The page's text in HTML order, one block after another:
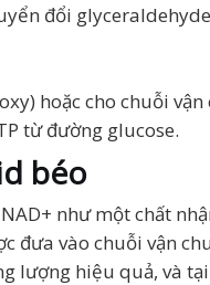
đổi
hoặc cho chuỗi
từ đường glucose.
béo
như một chất
đưa vào chuỗi vận
hiệu quả, và